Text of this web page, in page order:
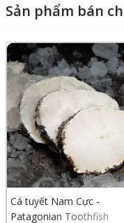
Sản phẩm bán
Cá tuyết Nam Cực -
Patagonian Toothfish